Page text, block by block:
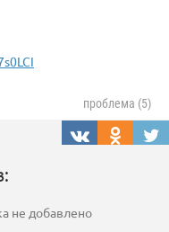
проблема (5)
не добавлено